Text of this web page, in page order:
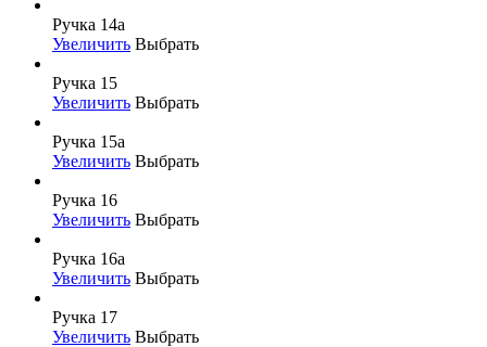
Ручка 14а
Увеличить Выбрать
Ручка 15
Увеличить Выбрать
Ручка 15а
Увеличить Выбрать
Ручка 16
Увеличить Выбрать
Ручка 16а
Увеличить Выбрать
Ручка 17
Увеличить Выбрать